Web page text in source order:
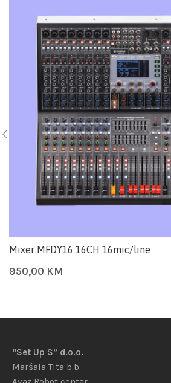
Mixer MFDY16 16CH 16mic/line
950,00 KM
“Set Up S” d.o.o.
Maršala Tita b.b.